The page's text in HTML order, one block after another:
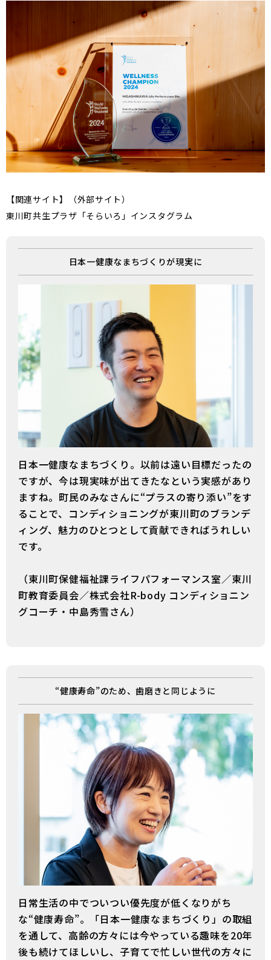
【関連サイト】（外部サイト）
東川町共生プラザ「そらいろ」インスタグラム
日本一健康なまちづくりが現実に
日本一健康なまちづくり。以前は遠い目標だったの
ですが、今は現実味が出てきたなという実感があり
ますね。町民のみなさんに“プラスの寄り添い”をす
ることで、コンディショニングが東川町のブランデ
ィング、魅力のひとつとして貢献できればうれしい
です。
（東川町保健福祉課ライフパフォーマンス室／東川
町教育委員会／株式会社R-body コンディショニン
グコーチ・中島秀雪さん）
“健康寿命”のため、歯磨きと同じように
日常生活の中でついつい優先度が低くなりがち
な“健康寿命”。「日本一健康なまちづくり」の取組
を通して、高齢の方々には今やっている趣味を20年
後も続けてほしいし、子育てで忙しい世代の方々に